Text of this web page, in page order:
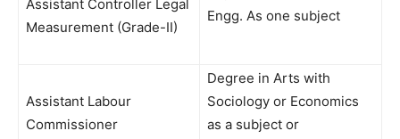
Assistant Controller Legal
Measurement (Grade-II)
Engg. As one subject
Assistant Labour
Commissioner
Degree in Arts with
Sociology or Economics
as a subject or